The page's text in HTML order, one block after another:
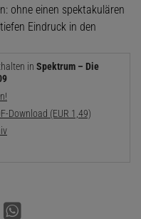
ohne einen spektakulären
Eindruck in den
in Spektrum – Die
Download (EUR 1,49)